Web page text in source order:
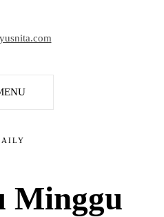
Minggu